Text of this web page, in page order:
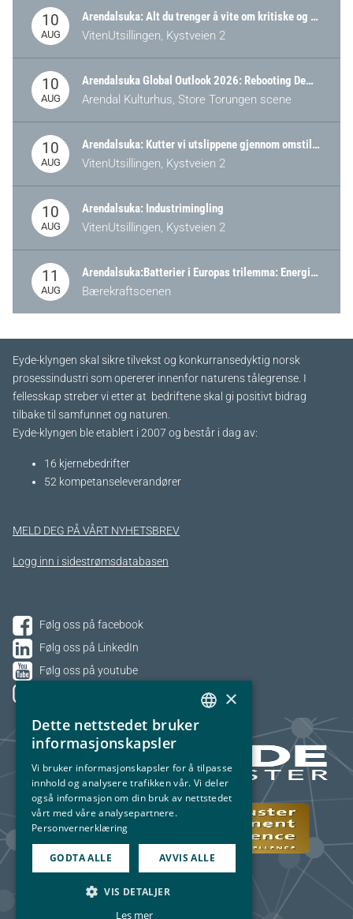
10
AUG
Arendalsuka: Alt du trenger å vite om kritiske og strategiske verdikjeder i Norge
VitenUtsillingen, Kystveien 2
10
AUG
Arendalsuka Global Outlook 2026: Rebooting Democracy for a New World Order
Arendal Kulturhus, Store Torungen scene
10
AUG
Arendalsuka: Kutter vi utslippene gjennom omstilling – eller tap av industri?
VitenUtsillingen, Kystveien 2
10
AUG
Arendalsuka: Industrimingling
VitenUtsillingen, Kystveien 2
11
AUG
Arendalsuka:Batterier i Europas trilemma: Energisikkerhet, konkurransekraft og bærekraft (Battery Norway-arrangement)
Bærekraftscenen
Eyde-klyngen skal sikre tilvekst og konkurransedyktig norsk
prosessindustri som opererer innenfor naturens tålegrense. I
fellesskap streber vi etter at bedriftene skal gi positivt bidrag
tilbake til samfunnet og naturen.
Eyde-klyngen ble etablert i 2007 og består i dag av:
16 kjernebedrifter​
52 kompetanseleverandører
MELD DEG PÅ VÅRT NYHETSBREV
Logg inn i sidestrømsdatabasen
Følg oss på facebook
Følg oss på LinkedIn
Følg oss på youtube
NORWEGIAN
×
Dette nettstedet bruker
informasjonskapsler
Vi bruker informasjonskapsler for å tilpasse
innhold og analysere trafikken vår. Vi deler
også informasjon om din bruk av nettstedet
vårt med våre analysepartnere.
Personvernerklæring
GODTA ALLE AVVIS ALLE
VIS DETALJER
Les mer